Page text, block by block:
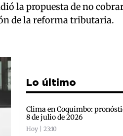
la propuesta de no
de la reforma tributaria.
Lo último
Clima en Coquimbo:
8 de julio de 2026
Hoy | 23:10